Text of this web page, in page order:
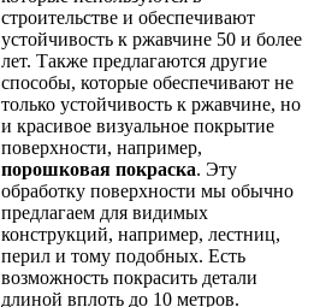
строительстве и обеспечивают
устойчивость к ржавчине 50 и более
лет. Также предлагаются другие
способы, которые обеспечивают не
только устойчивость к ржавчине, но
и красивое визуальное покрытие
поверхности, например,
порошковая покраска. Эту
обработку поверхности мы обычно
предлагаем для видимых
конструкций, например, лестниц,
перил и тому подобных. Есть
возможность покрасить детали
длиной вплоть до 10 метров.